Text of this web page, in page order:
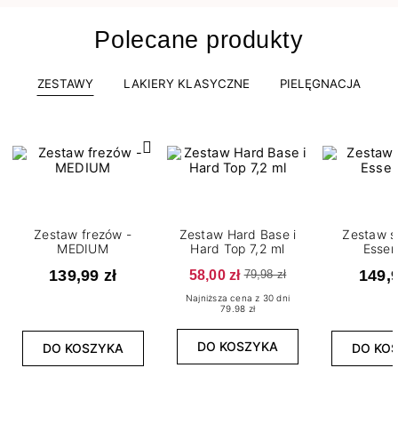
Polecane produkty
ZESTAWY LAKIERY KLASYCZNE PIELĘGNACJA
Zestaw frezów -
MEDIUM
139,99 zł
DO KOSZYKA
Zestaw Hard Base i
Hard Top 7,2 ml
58,00 zł 79,98 zł
Najniższa cena z 30 dni
79.98 zł
DO KOSZYKA
Zestaw
DO